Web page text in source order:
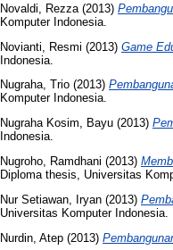
Novaldi, Rezza (2013)
Komputer Indonesia.
Novianti, Resmi (2013) Game
Indonesia.
Nugraha, Trio (2013)
Komputer Indonesia.
Nugraha Kosim, Bayu (2013)
Indonesia.
Nugroho, Ramdhani (2013)
Diploma thesis, Universitas
Nur Setiawan, Iryan (2013)
Universitas Komputer Indonesia.
Nurdin, Atep (2013)